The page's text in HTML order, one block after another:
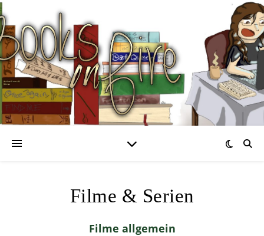
Filme & Serien
Filme allgemein